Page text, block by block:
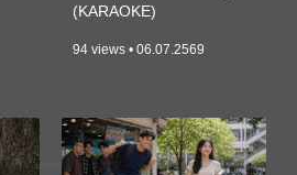
(KARAOKE)
94 views • 06.07.2569